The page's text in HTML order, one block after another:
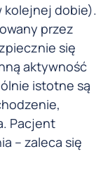
kolejnej dobie).
przez
się
aktywność
istotne są
Pacjent
– zaleca się